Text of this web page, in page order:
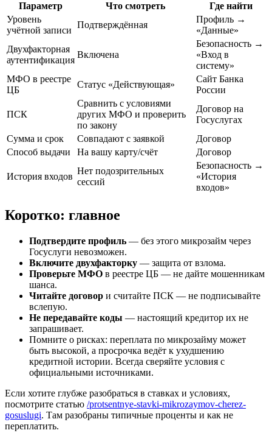
Параметр Что смотреть
Где найти
Уровень
учётной записи
Подтверждённая
Профиль →
«Данные»
Двухфакторная
аутентификация
Включена
Безопасность →
«Вход в
систему»
МФО в реестре
ЦБ
Статус «Действующая»
Сайт Банка
России
ПСК
Сравнить с условиями
других МФО и проверить
по закону
Договор на
Госуслугах
Сумма и срок
Совпадают с заявкой
Договор
Способ выдачи
На вашу карту/счёт Договор
История входов
Нет подозрительных
сессий
Безопасность →
«История
входов»
Коротко: главное
Подтвердите профиль — без этого микрозайм через
Госуслуги невозможен.
Включите двухфакторку — защита от взлома.
Проверьте МФО в реестре ЦБ — не дайте мошенникам
шанса.
Читайте договор и считайте ПСК — не подписывайте
вслепую.
Не передавайте коды — настоящий кредитор их не
запрашивает.
Помните о рисках: переплата по микрозайму может
быть высокой, а просрочка ведёт к ухудшению
кредитной истории. Всегда сверяйте условия с
официальными источниками.
Если хотите глубже разобраться в ставках и условиях,
посмотрите статью /protsentnye-stavki-mikrozaymov-cherez-
gosuslugi. Там разобраны типичные проценты и как не
переплатить.